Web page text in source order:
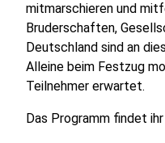
mitmarschieren und
Bruderschaften,
Deutschland sind an
Alleine beim Festzug
Teilnehmer erwartet.
Das Programm findet